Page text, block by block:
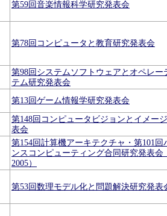
第59回音楽情報科学研究発表会
第78回コンピュータと教育研究発表会
第98回システムソフトウェアとオペレー
テム研究発表会
第13回ゲーム情報学研究発表会
第148回コンピュータビジョンとイメー
表会
第154回計算機アーキテクチャ・第101回
ンスコンピューティング合同研究発表会
2005）
第53回数理モデル化と問題解決研究発表